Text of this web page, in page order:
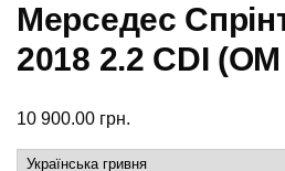
Мерседес
2018 2.2 CDI
10 900.00 грн.